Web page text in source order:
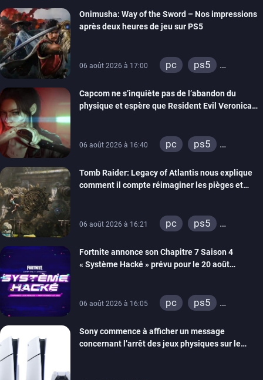
switch 2
Onimusha: Way of the Sword – Nos impressions
après deux heures de jeu sur PS5
06 août 2026 à 17:00 pc
ps5
switch 2
Capcom ne s’inquiète pas de l’abandon du
physique et espère que Resident Evil Veronica
06 août 2026 à 16:40 pc
ps5
switch 2
Tomb Raider: Legacy of Atlantis nous explique
comment il compte réimaginer les pièges et
06 août 2026 à 16:21 pc
ps5
switch 2
Fortnite annonce son Chapitre 7 Saison 4
« Système Hacké » prévu pour le 20 août
06 août 2026 à 16:05 pc
ps5
switch
ios
android
ps4
Sony commence à afficher un message
concernant l’arrêt des jeux physiques sur le